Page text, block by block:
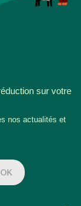
sur votre
nos actualités et
OK